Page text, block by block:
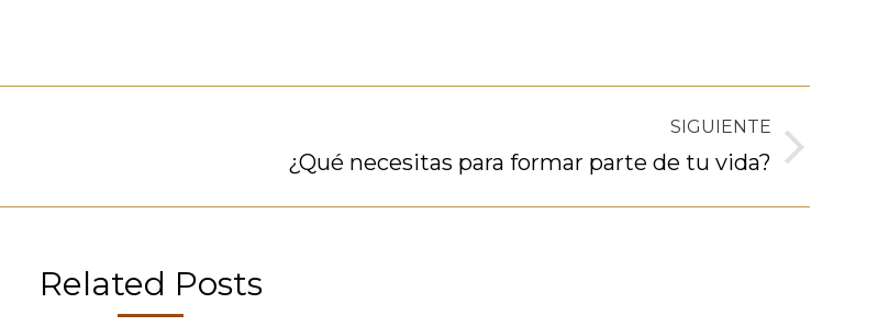
SIGUIENTE
¿Qué necesitas para formar parte de tu vida?
Related Posts